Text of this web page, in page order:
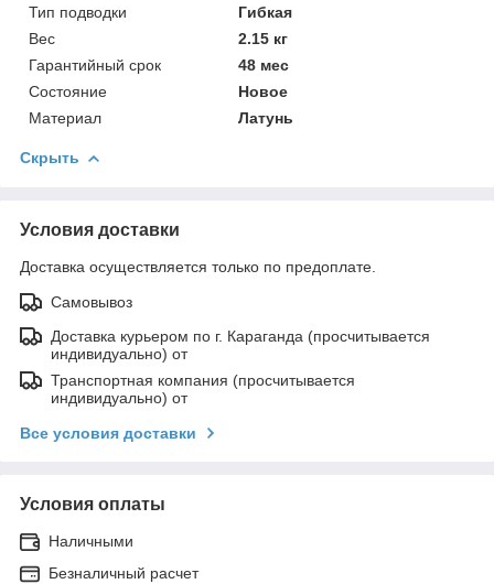
Тип подводки
Гибкая
Вес
2.15 кг
Гарантийный срок
48 мес
Состояние
Новое
Материал
Латунь
Скрыть
Условия доставки
Доставка осуществляется только по предоплате.
Самовывоз
Доставка курьером по г. Караганда (просчитывается
индивидуально) от
Транспортная компания (просчитывается
индивидуально) от
Все условия доставки
Условия оплаты
Наличными
Безналичный расчет